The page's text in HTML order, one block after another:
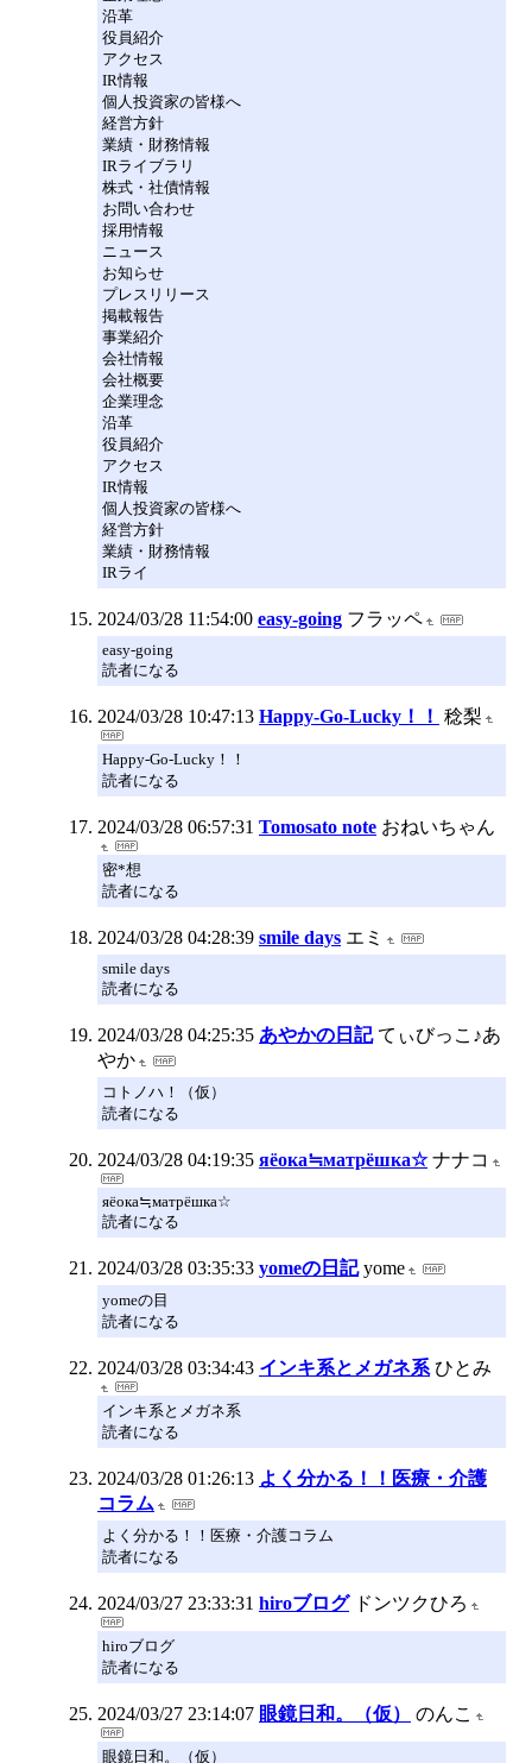
沿革
役員紹介
アクセス
IR情報
個人投資家の皆様へ
経営方針
業績・財務情報
IRライブラリ
株式・社債情報
お問い合わせ
採用情報
ニュース
お知らせ
プレスリリース
掲載報告
事業紹介
会社情報
会社概要
企業理念
沿革
役員紹介
アクセス
IR情報
個人投資家の皆様へ
経営方針
業績・財務情報
IRライ
2024/03/28 11:54:00 easy-going フラッペ
easy-going
読者になる
2024/03/28 10:47:13 Happy-Go-Lucky！！ 稔梨
Happy-Go-Lucky！！
読者になる
2024/03/28 06:57:31 Tomosato note おねいちゃん
密*想
読者になる
2024/03/28 04:28:39 smile days エミ
smile days
読者になる
2024/03/28 04:25:35 あやかの日記 てぃびっこ♪あ
やか
コトノハ！（仮）
読者になる
2024/03/28 04:19:35 яёока≒матрёшка☆ ナナコ
яёока≒матрёшка☆
読者になる
2024/03/28 03:35:33 yomeの日記 yome
yomeの目
読者になる
2024/03/28 03:34:43 インキ系とメガネ系 ひとみ
インキ系とメガネ系
読者になる
2024/03/28 01:26:13 よく分かる！！医療・介護
コラム
よく分かる！！医療・介護コラム
読者になる
2024/03/27 23:33:31 hiroブログ ドンツクひろ
hiroブログ
読者になる
2024/03/27 23:14:07 眼鏡日和。（仮） のんこ
眼鏡日和。（仮）